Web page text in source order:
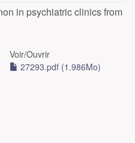
in psychiatric clinics from
Voir/Ouvrir
27293.pdf (1.986Mo)